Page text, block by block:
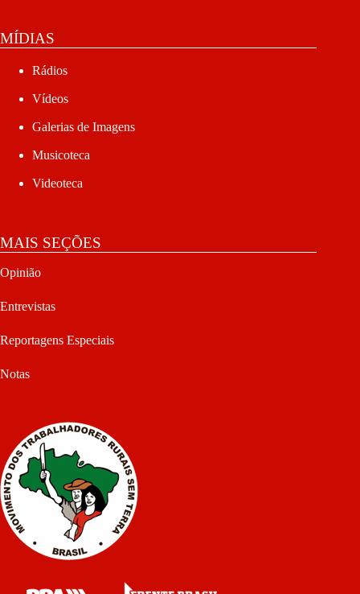
MÍDIAS
Rádios
Vídeos
Galerias de Imagens
Musicoteca
Videoteca
MAIS SEÇÕES
Opinião
Entrevistas
Reportagens Especiais
Notas